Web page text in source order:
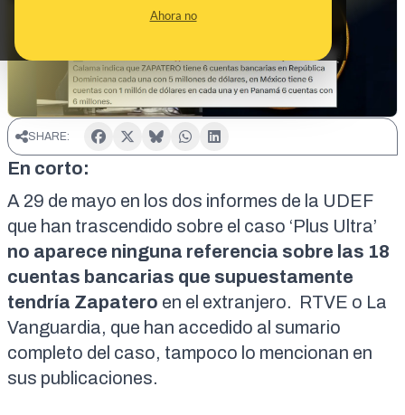
Ahora no
SHARE:
En corto:
A 29 de mayo en los dos informes de la UDEF
que han trascendido sobre el caso ‘Plus Ultra’
no aparece ninguna referencia sobre las 18
cuentas bancarias que supuestamente
tendría Zapatero en el extranjero. RTVE o La
Vanguardia, que han accedido al sumario
completo del caso, tampoco lo mencionan en
sus publicaciones.